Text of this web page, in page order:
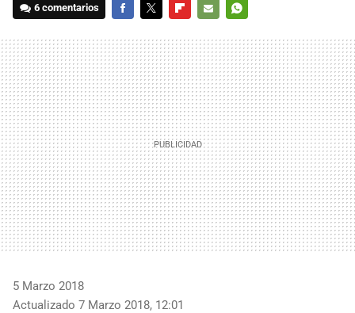
6 comentarios
MAIL
5 Marzo 2018
Actualizado 7 Marzo 2018, 12:01